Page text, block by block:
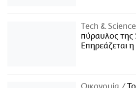
Τech & Science
πύραυλος της
Επηρεάζεται η